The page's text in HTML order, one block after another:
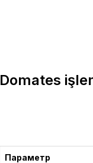
Domates
Параметр